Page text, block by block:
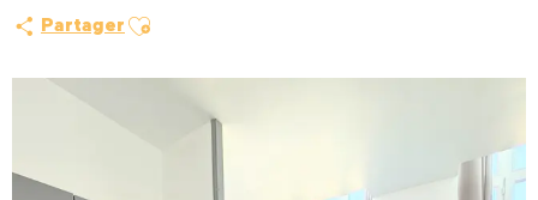
Partager Ajouter aux favoris